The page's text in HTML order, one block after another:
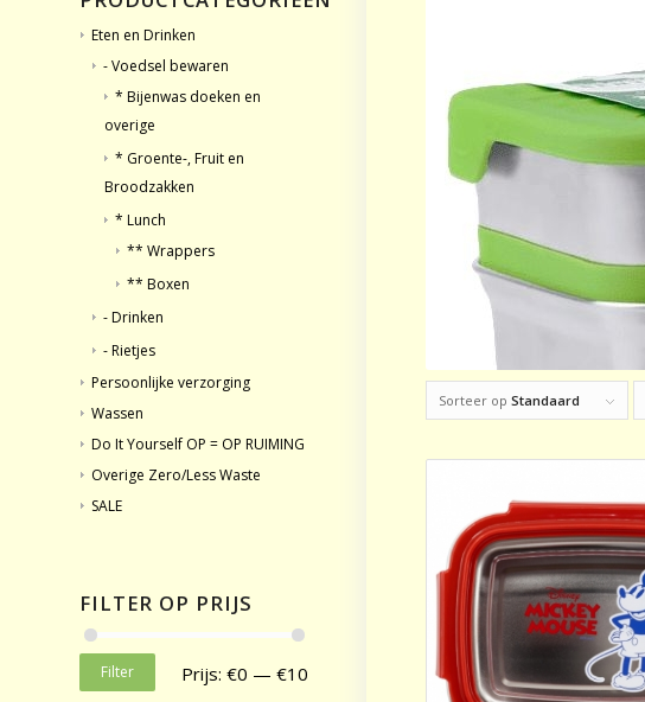
Sorteer op Standaard
Eten en Drinken
- Voedsel bewaren
* Bijenwas doeken en
overige
* Groente-, Fruit en
Broodzakken
* Lunch
** Wrappers
** Boxen
- Drinken
- Rietjes
Persoonlijke verzorging
Wassen
Do It Yourself OP = OP RUIMING
Overige Zero/Less Waste
SALE
FILTER OP PRIJS
Filter Prijs: €0 — €10